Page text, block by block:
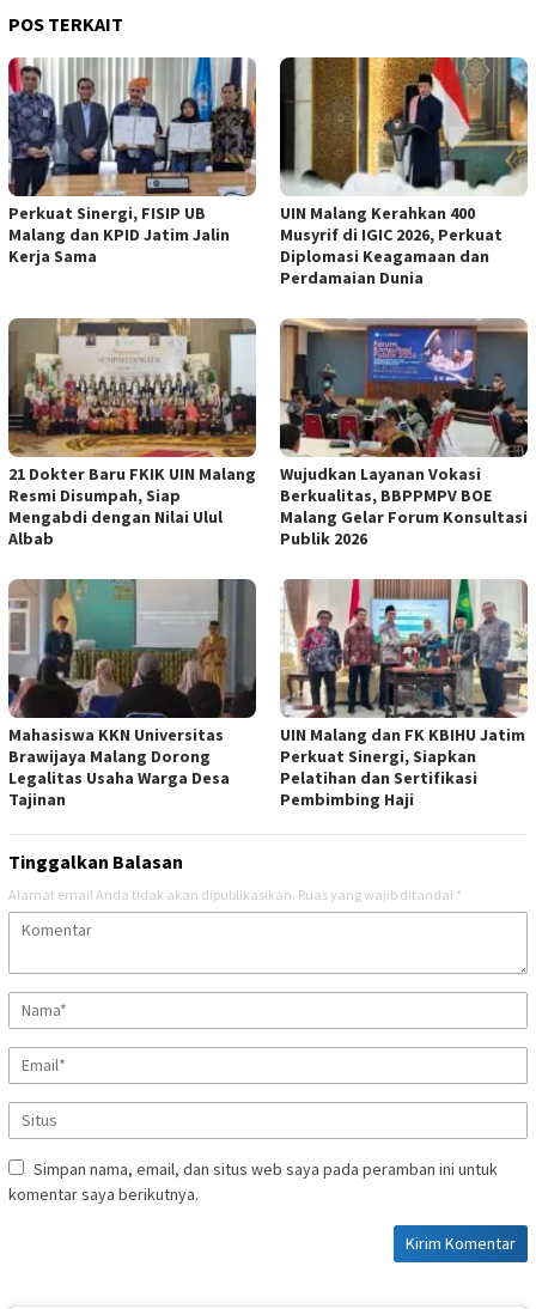
POS TERKAIT
Perkuat Sinergi, FISIP UB
Malang dan KPID Jatim Jalin
Kerja Sama
UIN Malang Kerahkan 400
Musyrif di IGIC 2026, Perkuat
Diplomasi Keagamaan dan
Perdamaian Dunia
21 Dokter Baru FKIK UIN Malang
Resmi Disumpah, Siap
Mengabdi dengan Nilai Ulul
Albab
Wujudkan Layanan Vokasi
Berkualitas, BBPPMPV BOE
Malang Gelar Forum Konsultasi
Publik 2026
Mahasiswa KKN Universitas
Brawijaya Malang Dorong
Legalitas Usaha Warga Desa
Tajinan
UIN Malang dan FK KBIHU Jatim
Perkuat Sinergi, Siapkan
Pelatihan dan Sertifikasi
Pembimbing Haji
Tinggalkan Balasan
Alamat email Anda tidak akan dipublikasikan. Ruas yang wajib ditandai *
Simpan nama, email, dan situs web saya pada peramban ini untuk
komentar saya berikutnya.